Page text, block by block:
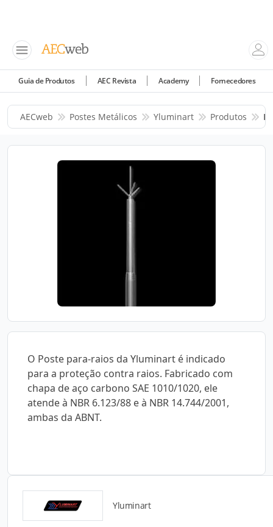
Guia de Produtos AEC Revista Academy Fornecedores
AECweb Postes Metálicos Yluminart Produtos
O Poste para-raios da Yluminart é indicado
para a proteção contra raios. Fabricado com
chapa de aço carbono SAE 1010/1020, ele
atende à NBR 6.123/88 e à NBR 14.744/2001,
ambas da ABNT.
Yluminart
Catálogos para Download